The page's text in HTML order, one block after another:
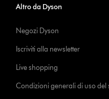
Altro da Dyson
Negozi Dyson
Iscriviti alla newsletter
Live shopping
Condizioni generali di uso del